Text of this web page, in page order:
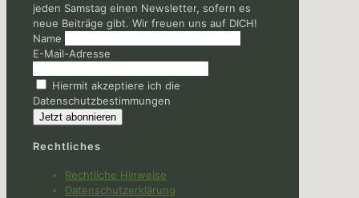
jeden Samstag einen Newsletter, sofern es
neue Beiträge gibt. Wir freuen uns auf DICH!
Name
E-Mail-Adresse
Hiermit akzeptiere ich die
Datenschutzbestimmungen
Rechtliches
Rechtliche Hinweise
Datenschutzerklärung